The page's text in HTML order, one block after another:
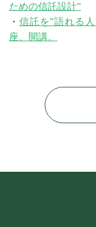
ための信託設計”
・ 信託を”語れる
座、開講。